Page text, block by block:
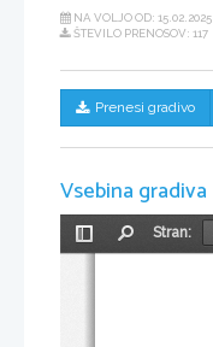
NA VOLJO OD: 15.02.2025
ŠTEVILO PRENOSOV: 117
Prenesi gradivo
Vsebina gradiva
Preklopi
Stran: